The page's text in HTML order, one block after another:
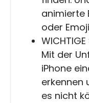
animierte
oder
WICHTIGE
Mit der
iPhone
erkennen
es nicht